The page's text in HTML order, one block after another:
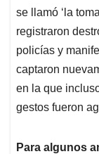
se llamó ‘la
registraron
policías y
captaron
en la que
gestos fueron
Para algunos